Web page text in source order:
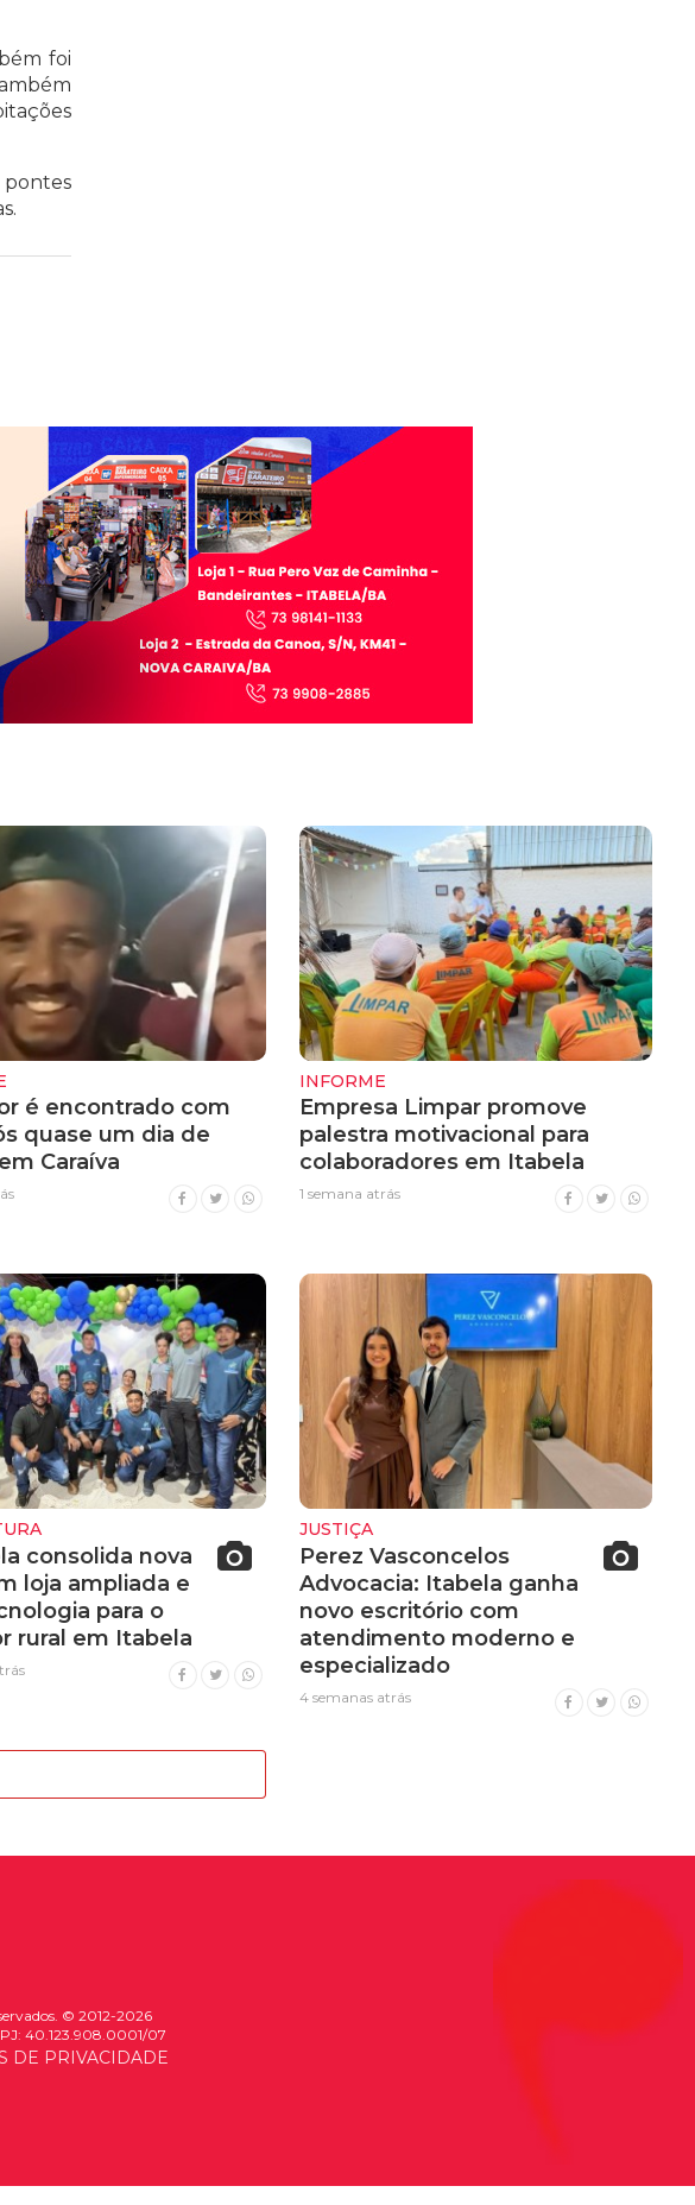
foi
é encontrado com
quase um dia de
Caraíva
INFORME
Empresa Limpar promove
palestra motivacional para
colaboradores em Itabela
1 semana atrás
consolida nova
loja ampliada e
para o
rural em Itabela
JUSTIÇA
Perez Vasconcelos
Advocacia: Itabela ganha
novo escritório com
atendimento moderno e
especializado
4 semanas atrás
© 2012-2026
40.123.908.0001/07
DE PRIVACIDADE